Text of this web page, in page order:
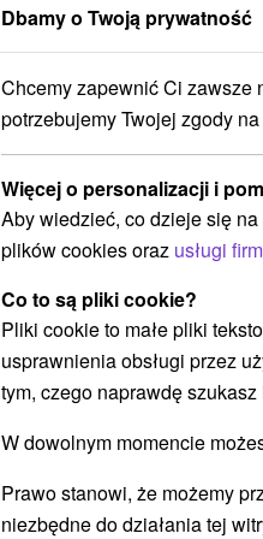
Dbamy o Twoją prywatność
Chcemy zapewnić Ci zawsze
potrzebujemy Twojej zgody
Więcej o personalizacji i
Aby wiedzieć, co dzieje się
plików cookies oraz usługi
Co to są pliki cookie?
Pliki cookie to małe pliki
usprawnienia obsługi przez
tym, czego naprawdę
W dowolnym momencie
Prawo stanowi, że możemy
niezbędne do działania tej